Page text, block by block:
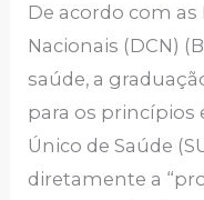
De acordo com
Nacionais (DCN)
saúde, a
para os princípios
Único de Saúde
diretamente a